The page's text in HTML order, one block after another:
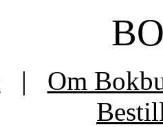
|
Om